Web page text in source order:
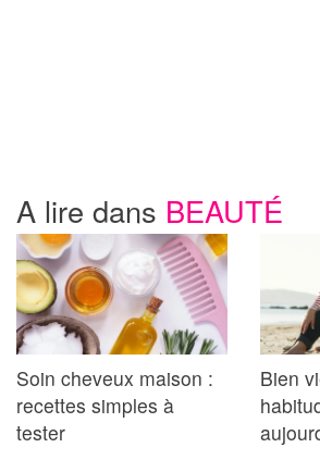
A lire dans BEAUTÉ
Soin cheveux maison :
recettes simples à
tester
Bien